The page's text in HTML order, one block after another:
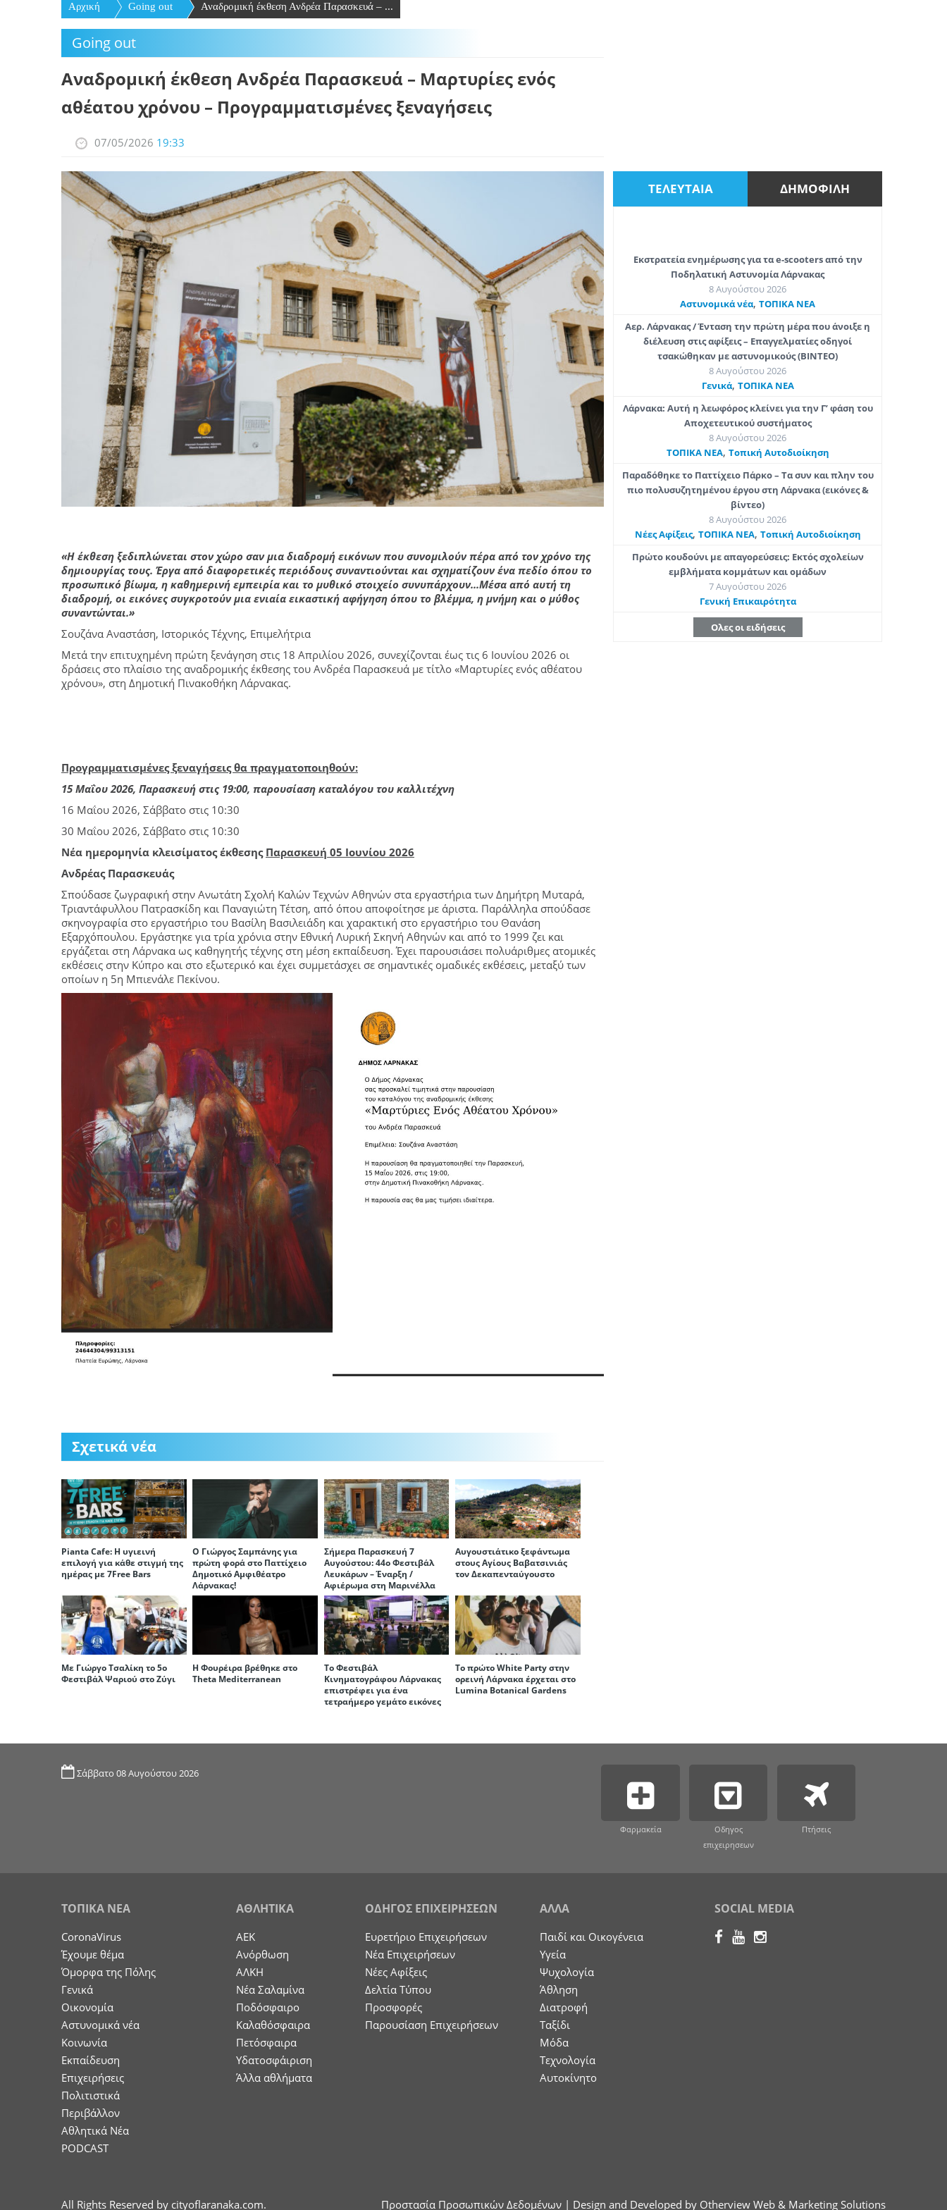
Αρχική Going out Αναδρομική έκθεση Ανδρέα Παρασκευά – ...
Going out
Αναδρομική έκθεση Ανδρέα Παρασκευά – Μαρτυρίες ενός
αθέατου χρόνου – Προγραμματισμένες ξεναγήσεις
07/05/2026 19:33
«Η έκθεση ξεδιπλώνεται στον χώρο σαν μια διαδρομή εικόνων που συνομιλούν πέρα από τον χρόνο της
δημιουργίας τους. Έργα από διαφορετικές περιόδους συναντιούνται και σχηματίζουν ένα πεδίο όπου το
προσωπικό βίωμα, η καθημερινή εμπειρία και το μυθικό στοιχείο συνυπάρχουν...Μέσα από αυτή τη
διαδρομή, οι εικόνες συγκροτούν μια ενιαία εικαστική αφήγηση όπου το βλέμμα, η μνήμη και ο μύθος
συναντώνται.»
Σουζάνα Αναστάση, Ιστορικός Τέχνης, Επιμελήτρια
Μετά την επιτυχημένη πρώτη ξενάγηση στις 18 Απριλίου 2026, συνεχίζονται έως τις 6 Ιουνίου 2026 οι
δράσεις στο πλαίσιο της αναδρομικής έκθεσης του Ανδρέα Παρασκευά με τίτλο «Μαρτυρίες ενός αθέατου
χρόνου», στη Δημοτική Πινακοθήκη Λάρνακας.
Προγραμματισμένες ξεναγήσεις θα πραγματοποιηθούν:
15 Μαΐου 2026, Παρασκευή στις 19:00, παρουσίαση καταλόγου του καλλιτέχνη
16 Μαΐου 2026, Σάββατο στις 10:30
30 Μαΐου 2026, Σάββατο στις 10:30
Νέα ημερομηνία κλεισίματος έκθεσης Παρασκευή 05 Ιουνίου 2026
Ανδρέας Παρασκευάς
Σπούδασε ζωγραφική στην Ανωτάτη Σχολή Καλών Τεχνών Αθηνών στα εργαστήρια των Δημήτρη Μυταρά,
Τριαντάφυλλου Πατρασκίδη και Παναγιώτη Τέτση, από όπου αποφοίτησε με άριστα. Παράλληλα σπούδασε
σκηνογραφία στο εργαστήριο του Βασίλη Βασιλειάδη και χαρακτική στο εργαστήριο του Θανάση
Εξαρχόπουλου. Εργάστηκε για τρία χρόνια στην Εθνική Λυρική Σκηνή Αθηνών και από το 1999 ζει και
εργάζεται στη Λάρνακα ως καθηγητής τέχνης στη μέση εκπαίδευση. Έχει παρουσιάσει πολυάριθμες ατομικές
εκθέσεις στην Κύπρο και στο εξωτερικό και έχει συμμετάσχει σε σημαντικές ομαδικές εκθέσεις, μεταξύ των
οποίων η 5η Μπιενάλε Πεκίνου.
Σχετικά νέα
Pianta Cafe: Η υγιεινή
επιλογή για κάθε στιγμή της
ημέρας με 7Free Bars
Ο Γιώργος Σαμπάνης για
πρώτη φορά στο Παττίχειο
Δημοτικό Αμφιθέατρο
Λάρνακας!
Σήμερα Παρασκευή 7
Αυγούστου: 44ο Φεστιβάλ
Λευκάρων – Έναρξη /
Αφιέρωμα στη Μαρινέλλα
Αυγουστιάτικο ξεφάντωμα
στους Αγίους Βαβατσινιάς
τον Δεκαπενταύγουστο
Με Γιώργο Τσαλίκη το 5ο
Φεστιβάλ Ψαριού στο Ζύγι
Η Φουρέιρα βρέθηκε στο
Theta Mediterranean
Το Φεστιβάλ
Κινηματογράφου Λάρνακας
επιστρέφει για ένα
τετραήμερο γεμάτο εικόνες
Το πρώτο White Party στην
ορεινή Λάρνακα έρχεται στο
Lumina Botanical Gardens
ΤΕΛΕΥΤΑΙΑ ΔΗΜΟΦΙΛΗ
Εκστρατεία ενημέρωσης για τα e-scooters από την
Ποδηλατική Αστυνομία Λάρνακας
8 Αυγούστου 2026
Aστυνομικά νέα,ΤΟΠΙΚΑ ΝΕΑ
Αερ. Λάρνακας / Ένταση την πρώτη μέρα που άνοιξε η
διέλευση στις αφίξεις – Επαγγελματίες οδηγοί
τσακώθηκαν με αστυνομικούς (ΒΙΝΤΕΟ)
8 Αυγούστου 2026
Γενικά, ΤΟΠΙΚΑ ΝΕΑ
Λάρνακα: Αυτή η λεωφόρος κλείνει για την Γ’ φάση του
Αποχετευτικού συστήματος
8 Αυγούστου 2026
ΤΟΠΙΚΑ ΝΕΑ, Τοπική Αυτοδιοίκηση
Παραδόθηκε το Παττίχειο Πάρκο – Τα συν και πλην του
πιο πολυσυζητημένου έργου στη Λάρνακα (εικόνες &
βίντεο)
8 Αυγούστου 2026
Νέες Αφίξεις, ΤΟΠΙΚΑ ΝΕΑ, Τοπική Αυτοδιοίκηση
Πρώτο κουδούνι με απαγορεύσεις: Εκτός σχολείων
εμβλήματα κομμάτων και ομάδων
7 Αυγούστου 2026
Γενική Επικαιρότητα
Ολες οι ειδήσεις
Σάββατο 08 Αυγούστου 2026
Φαρμακεία
Οδηγος
επιχειρησεων
Πτήσεις
ΤΟΠΙΚΑ ΝΕΑ
CoronaVirus
Έχουμε θέμα
Όμορφα της Πόλης
Γενικά
Οικονομία
Aστυνομικά νέα
Κοινωνία
Εκπαίδευση
Επιχειρήσεις
Πολιτιστικά
Περιβάλλον
Αθλητικά Νέα
PODCAST
ΑΘΛΗΤΙΚΑ
ΑΕΚ
Ανόρθωση
ΑΛΚΗ
Νέα Σαλαμίνα
Ποδόσφαιρο
Καλαθόσφαιρα
Πετόσφαιρα
Υδατοσφάιριση
Άλλα αθλήματα
ΟΔΗΓΟΣ ΕΠΙΧΕΙΡΗΣΕΩΝ
Ευρετήριο Επιχειρήσεων
Nέα Επιχειρήσεων
Νέες Αφίξεις
Δελτία Τύπου
Προσφορές
Παρουσίαση Επιχειρήσεων
ΑΛΛΑ
Παιδί και Οικογένεια
Υγεία
Ψυχολογία
Άθληση
Διατροφή
Ταξίδι
Μόδα
Τεχνολογία
Αυτοκίνητο
SOCIAL MEDIA
All Rights Reserved by cityoflaranaka.com. Προστασία Προσωπικών Δεδομένων | Design and Developed by Otherview Web & Marketing Solutions